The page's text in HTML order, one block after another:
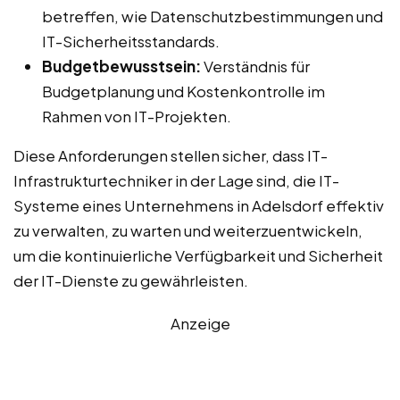
betreffen, wie Datenschutzbestimmungen und
IT-Sicherheitsstandards.
Budgetbewusstsein:Verständnis für
Budgetplanung und Kostenkontrolle im
Rahmen von IT-Projekten.
Diese Anforderungen stellen sicher, dass IT-
Infrastrukturtechniker in der Lage sind, die IT-
Systeme eines Unternehmens in Adelsdorf effektiv
zu verwalten, zu warten und weiterzuentwickeln,
um die kontinuierliche Verfügbarkeit und Sicherheit
der IT-Dienste zu gewährleisten.
Anzeige